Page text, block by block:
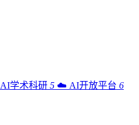
AI学术科研 5 ☁️ AI开放平台 6